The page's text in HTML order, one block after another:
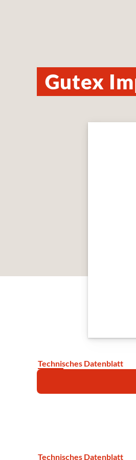
Gutex
Technisches Datenblatt
Technisches Datenblatt